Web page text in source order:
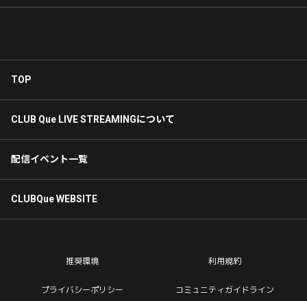
TOP
CLUB Que LIVE STREAMINGについて
配信イベント一覧
CLUBQue WEBSITE
推奨環境 利用規約
プライバシーポリシー コミュニティガイドライン